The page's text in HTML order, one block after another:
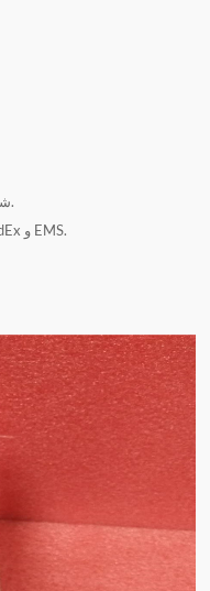
شروط الدفع: باي بال ، تي / تي ، ويسترن يونيون.
شركاء البريد السريع: DHL و UPS و TNT و FedEx و EMS.